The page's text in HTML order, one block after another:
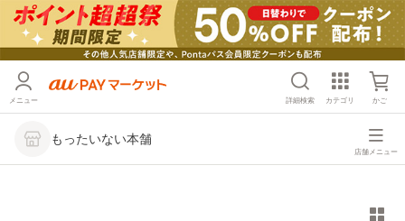
メニュー 詳細検索 カテゴリ かご
もったいない本舗
店舗メニュー